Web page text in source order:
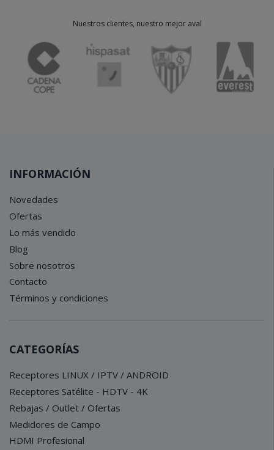
Nuestros clientes, nuestro mejor aval
INFORMACIÓN
Novedades
Ofertas
Lo más vendido
Blog
Sobre nosotros
Contacto
Términos y condiciones
CATEGORÍAS
Receptores LINUX / IPTV / ANDROID
Receptores Satélite - HDTV - 4K
Rebajas / Outlet / Ofertas
Medidores de Campo
HDMI Profesional